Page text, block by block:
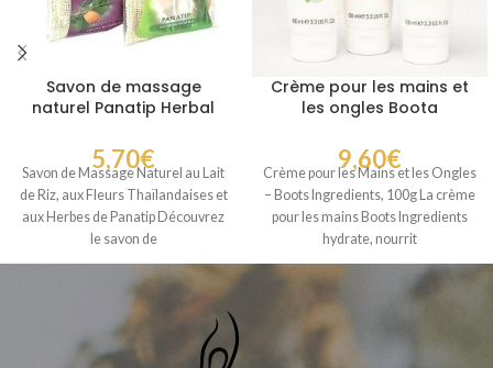
Savon de massage
naturel Panatip Herbal
5,70€
Savon de Massage Naturel au Lait
de Riz, aux Fleurs Thaïlandaises et
aux Herbes de Panatip Découvrez
le savon de
Crème pour les mains et
les ongles Boota
9,60€
Crème pour les Mains et les Ongles
– Boots Ingredients, 100g La crème
pour les mains Boots Ingredients
hydrate, nourrit